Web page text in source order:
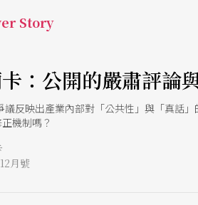
Reza的《God of Carnage 殺戮之
裡原本只是生理男女性別分野的討論，多
童語》 要怎麼帶著孩子認識莎士比亞？或
Story
：公開的嚴肅評論
議反映出產業內部對「公共性」與「真話
機制嗎？
月號